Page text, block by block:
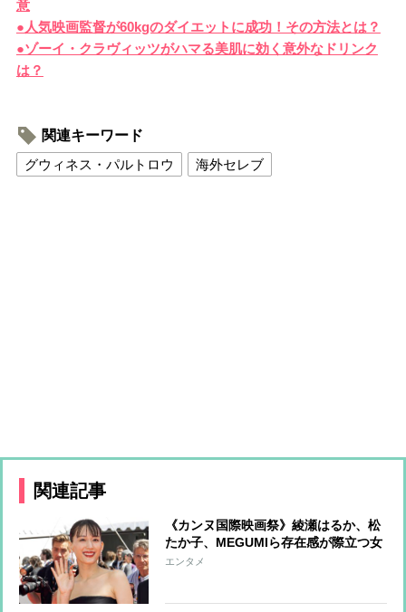
意
●人気映画監督が60kgのダイエットに成功！その方法とは？
●ゾーイ・クラヴィッツがハマる美肌に効く意外なドリンク
は？
関連キーワード
グウィネス・パルトロウ
海外セレブ
関連記事
《カンヌ国際映画祭》綾瀬はるか、松
たか子、MEGUMIら存在感が際立つ女
優たちのファッションをチェック
エンタメ